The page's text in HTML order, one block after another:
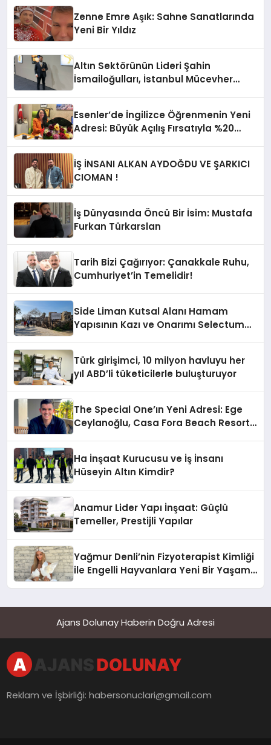
Zenne Emre Aşık: Sahne Sanatlarında
Yeni Bir Yıldız
Altın Sektörünün Lideri Şahin
İsmailoğulları, İstanbul Mücevher
Esenler’de İngilizce Öğrenmenin Yeni
Adresi: Büyük Açılış Fırsatıyla %20
İŞ İNSANI ALKAN AYDOĞDU VE ŞARKICI
CIOMAN !
İş Dünyasında Öncü Bir İsim: Mustafa
Furkan Türkarslan
Tarih Bizi Çağırıyor: Çanakkale Ruhu,
Cumhuriyet’in Temelidir!
Side Liman Kutsal Alanı Hamam
Yapısının Kazı ve Onarımı Selectum
Türk girişimci, 10 milyon havluyu her
yıl ABD’li tüketicilerle buluşturuyor
The Special One’ın Yeni Adresi: Ege
Ceylanoğlu, Casa Fora Beach Resort
Ha İnşaat Kurucusu ve İş İnsanı
Hüseyin Altın Kimdir?
Anamur Lider Yapı İnşaat: Güçlü
Temeller, Prestijli Yapılar
Yağmur Denli’nin Fizyoterapist Kimliği
ile Engelli Hayvanlara Yeni Bir Yaşam
Ajans Dolunay Haberin Doğru Adresi
Reklam ve İşbirliği:habersonuclari@gmail.com